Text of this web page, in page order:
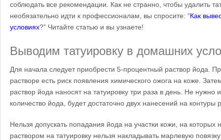
соблюдать все рекомендации. Как не странно, чтобы удалить
необязательно идти к профессионалам, вы спросите: “Как
условиях?” Читайте статью и вы узнаете!
Выводим татуировку в домашних
Для начала следует приобрести 5-процентный раствор йода.
растворе есть риск появления химического ожога на коже.
раствор йода наносят на татуировку три раза в день. Не нужно
количество йода, будет достаточно двух нанесений на контуры
Нельзя допускать попадания йода на участки кожи, на которых
раствором на татуировку нельзя накладывать марлевую